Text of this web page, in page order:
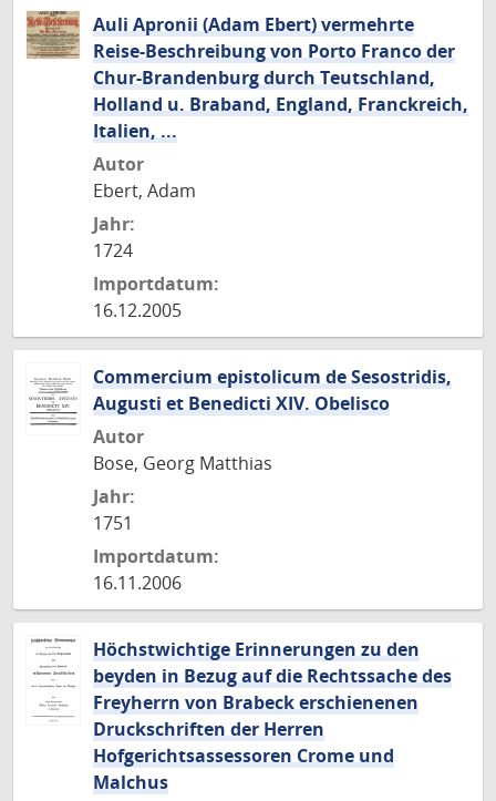
Auli Apronii (Adam Ebert) vermehrte
Reise-Beschreibung von Porto Franco der
Chur-Brandenburg durch Teutschland,
Holland u. Braband, England, Franckreich,
Italien, ...
Autor
Ebert, Adam
Jahr:
1724
Importdatum:
16.12.2005
Commercium epistolicum de Sesostridis,
Augusti et Benedicti XIV. Obelisco
Autor
Bose, Georg Matthias
Jahr:
1751
Importdatum:
16.11.2006
Höchstwichtige Erinnerungen zu den
beyden in Bezug auf die Rechtssache des
Freyherrn von Brabeck erschienenen
Druckschriften der Herren
Hofgerichtsassessoren Crome und
Malchus